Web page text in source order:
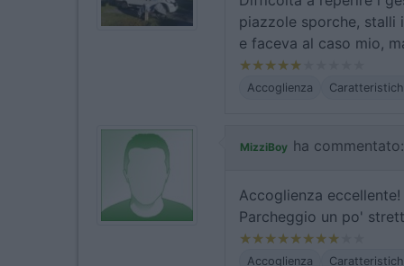
piazzole sporche, stalli
e faceva al caso mio,
Accoglienza
MizziBoy ha commentato:
Accoglienza
Parcheggio un po'
Accoglienza